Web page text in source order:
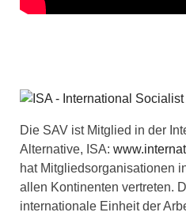
Die SAV ist Mitglied in der
Alternative, ISA:
hat Mitgliedsorganisationen
allen Kontinenten vertreten.
internationale Einheit der